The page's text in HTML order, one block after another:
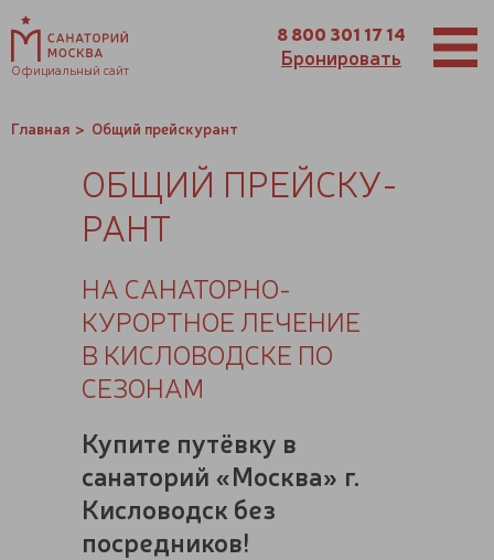
Официальный сайт
8 800 301 17 14
Бронировать
Главная Общий прейскурант
ОБЩИЙ ПРЕЙС­КУ­
РАНТ
НА САНАТОРНО-
КУРОРТНОЕ ЛЕЧЕНИЕ
В КИСЛОВОДСКЕ ПО
СЕЗОНАМ
Купите путёвку в
санаторий «Москва» г.
Кисловодск без
посредников!